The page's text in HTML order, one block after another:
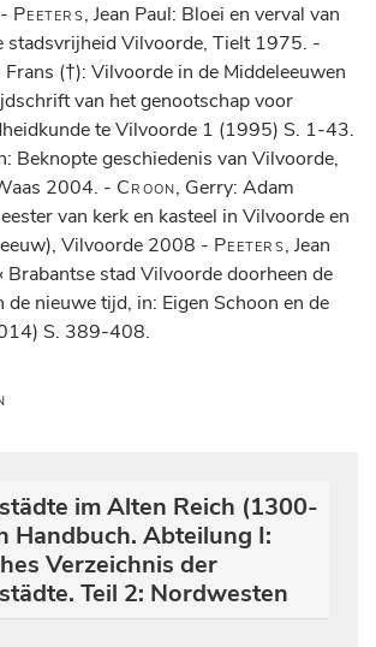
Peeters, Jean Paul: Bloei en verval van
stadsvrijheid Vilvoorde, Tielt 1975. -
Frans (†): Vilvoorde in de Middeleeuwen
van het genootschap voor
te Vilvoorde 1 (1995) S. 1-43.
Beknopte geschiedenis van Vilvoorde,
2004. - Croon, Gerry: Adam
van kerk en kasteel in Vilvoorde en
Vilvoorde 2008 - Peeters, Jean
Brabantse stad Vilvoorde doorheen de
de nieuwe tijd, in: Eigen Schoon en de
S. 389-408.
im Alten Reich (1300-
Handbuch. Abteilung I:
Verzeichnis der
Teil 2: Nordwesten